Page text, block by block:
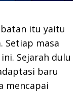
itu yaitu
Setiap masa
Sejarah dulu
baru
mencapai